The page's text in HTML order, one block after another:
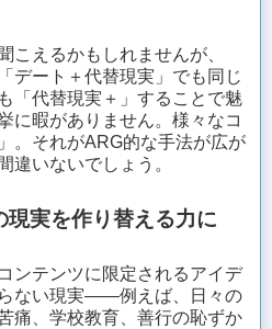
こえるかもしれませんが、
デート＋代替現実」でも同じ
「代替現実＋」することで魅
に暇がありません。様々なコ
。それがARG的な手法が広が
違いないでしょう。
現実を作り替える力に
ンテンツに限定されるアイデ
ない現実——例えば、日々の
痛、学校教育、善行の恥ずか